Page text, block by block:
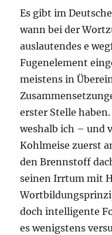
Es gibt im
wann bei der
auslautendes e
Fugenelement
meistens in
erster Stelle
weshalb ich – und
Kohlmeise zuerst
den Brennstoff
seinen Irrtum mit
doch intelligente
es wenigstens